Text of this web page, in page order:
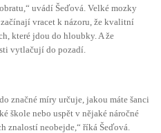
uvádí Šeďová. Velké mozky
vracet k názoru, že kvalitní
které jdou do hloubky. A že
vytlačují do pozadí.
značné míry určuje, jakou máte šanci
škole nebo uspět v nějaké náročné
znalostí neobejde,“ říká Šeďová.